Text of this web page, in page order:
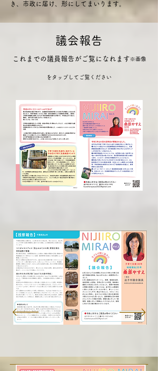
き、市政に届け、形にしてまいります。
​議会報告
これまでの議員報告がご覧になれます※画像
をタップしてご覧ください